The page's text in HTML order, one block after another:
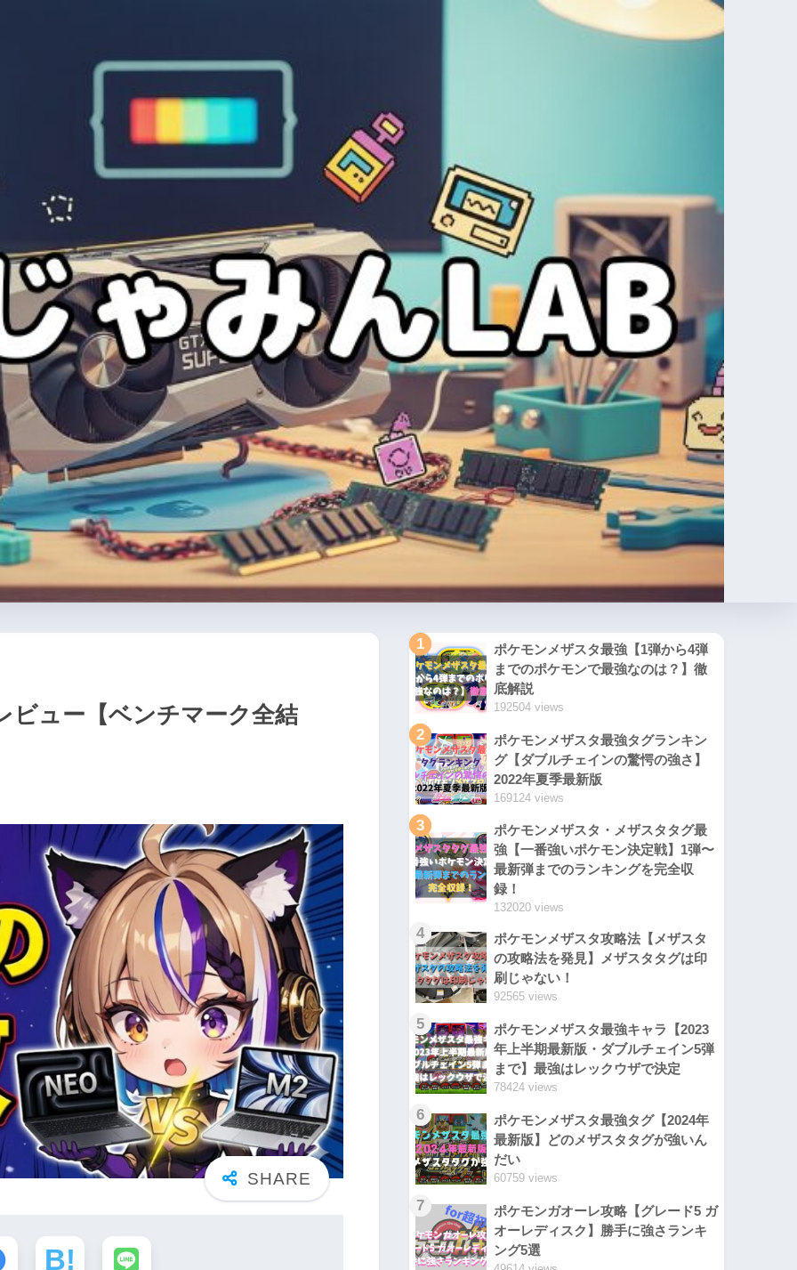
ビュー【ベンチマーク全結
1
ポケモンメザスタ最強【1弾から4弾
までのポケモンで最強なのは？】徹
底解説
192504 views
2
ポケモンメザスタ最強タグランキン
グ【ダブルチェインの驚愕の強さ】
2022年夏季最新版
169124 views
3
ポケモンメザスタ・メザスタタグ最
強【一番強いポケモン決定戦】1弾〜
最新弾までのランキングを完全収
録！
132020 views
4
ポケモンメザスタ攻略法【メザスタ
の攻略法を発見】メザスタタグは印
刷じゃない！
92565 views
5
ポケモンメザスタ最強キャラ【2023
年上半期最新版・ダブルチェイン5弾
まで】最強はレックウザで決定
78424 views
6
ポケモンメザスタ最強タグ【2024年
最新版】どのメザスタタグが強いん
だい
60759 views
7
ポケモンガオーレ攻略【グレード5 ガ
オーレディスク】勝手に強さランキ
ング5選